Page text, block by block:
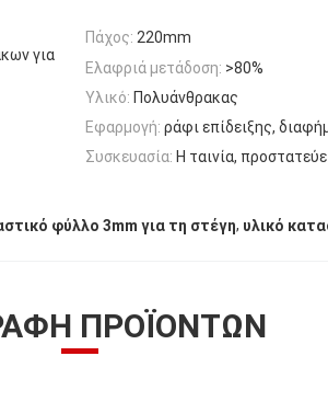
για
Πάχος: 220mm
Ελαφριά μετάδοση: >80%
Υλικό: Πολυάνθρακας
Εφαρμογή: ράφι επίδειξης,
Συσκευασία: Η ταινία,
φύλλο 3mm για τη στέγη, υλικό
ΠΡΟΪΌΝΤΩΝ